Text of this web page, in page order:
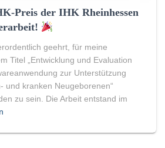
Preis der IHK Rheinhessen
geehrt, für meine
Titel „Entwicklung und Evaluation
zur Unterstützung
und kranken Neugeborenen“
zu sein. Die Arbeit entstand im